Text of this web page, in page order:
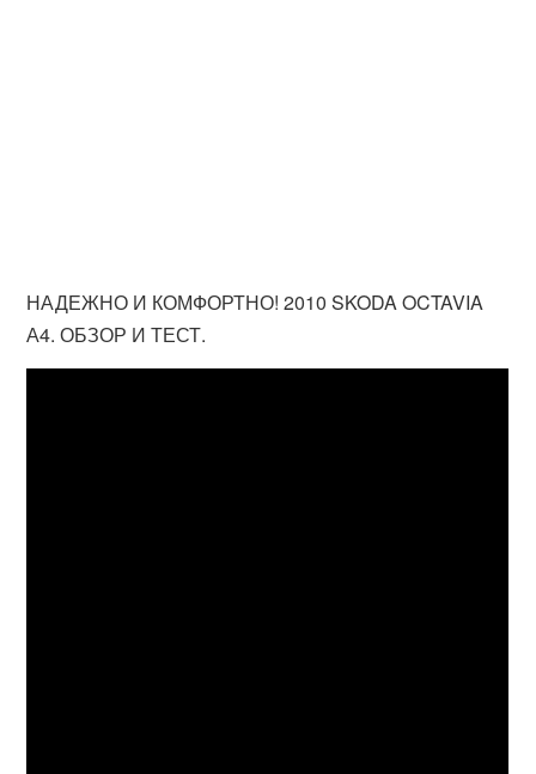
НАДЕЖНО И КОМФОРТНО! 2010 SKODA OCTAVIA
А4. ОБЗОР И ТЕСТ.